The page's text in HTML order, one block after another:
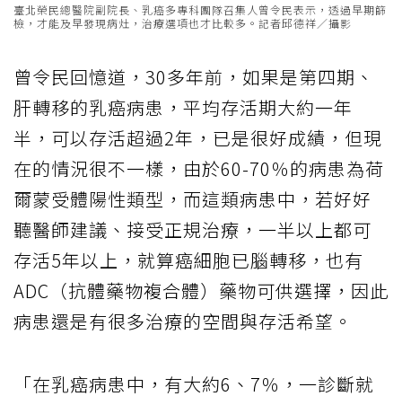
臺北榮民總醫院副院長、乳癌多專科團隊召集人曾令民表示，透過早期篩
檢，才能及早發現病灶，治療選項也才比較多。記者邱德祥／攝影
曾令民回憶道，30多年前，如果是第四期、
肝轉移的乳癌病患，平均存活期大約一年
半，可以存活超過2年，已是很好成績，但現
在的情況很不一樣，由於60-70％的病患為荷
爾蒙受體陽性類型，而這類病患中，若好好
聽醫師建議、接受正規治療，一半以上都可
存活5年以上，就算癌細胞已腦轉移，也有
ADC（抗體藥物複合體）藥物可供選擇，因此
病患還是有很多治療的空間與存活希望。
「在乳癌病患中，有大約6、7％，一診斷就